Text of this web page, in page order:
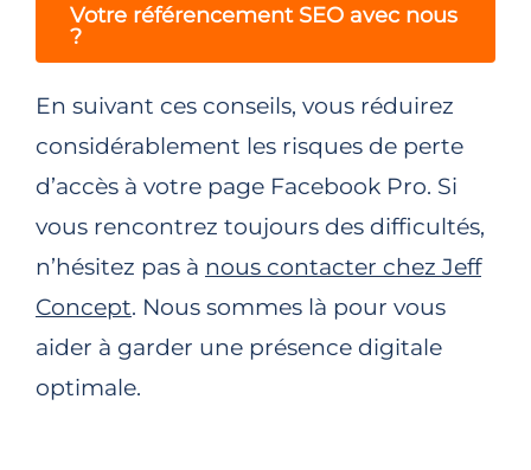
Votre référencement SEO avec nous
?
En suivant ces conseils, vous réduirez
considérablement les risques de perte
d’accès à votre page Facebook Pro. Si
vous rencontrez toujours des difficultés,
n’hésitez pas à nous contacter chez Jeff
Concept. Nous sommes là pour vous
aider à garder une présence digitale
optimale.